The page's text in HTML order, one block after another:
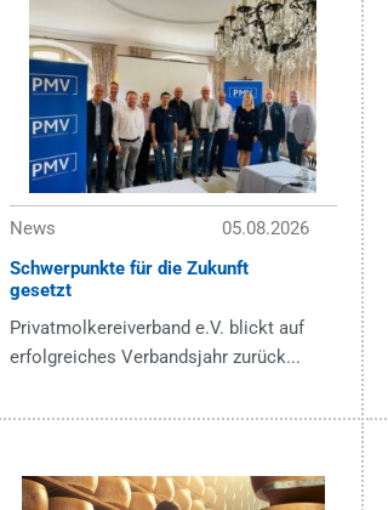
News
05.08.2026
Schwerpunkte für die Zukunft
gesetzt
Privatmolkereiverband e.V. blickt auf
erfolgreiches Verbandsjahr zurück...